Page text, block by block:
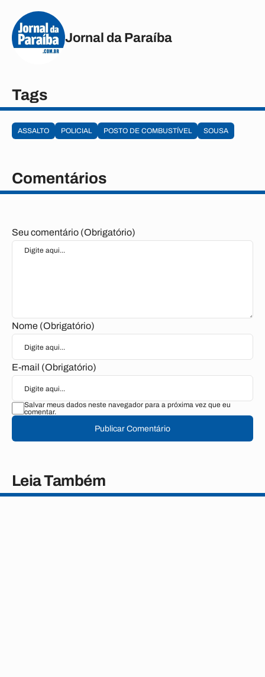
Jornal da Paraíba
Tags
ASSALTO POLICIAL POSTO DE COMBUSTÍVEL SOUSA
Comentários
Seu comentário (Obrigatório)
Nome (Obrigatório)
E-mail (Obrigatório)
Salvar meus dados neste navegador para a próxima vez que eu
comentar.
Publicar Comentário
Leia Também